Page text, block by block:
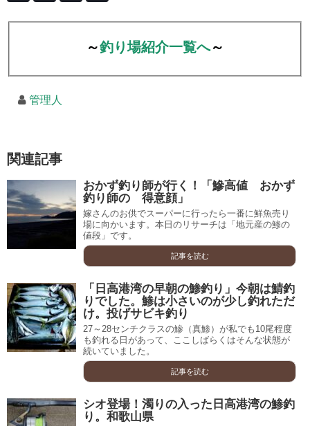
～釣り場紹介一覧へ～
管理人
関連記事
おかず釣り師が行く！「鰺高値 おかず
釣り師の 得意顔」
嫁さんのお供でスーパーに行ったら一番に鮮魚売り
場に向かいます。本日のリサーチは「地元産の鯵の
値段」です。
記事を読む
「日高港湾の早朝の鯵釣り」今朝は鯖釣
りでした。鯵は小さいのが少し釣れただ
け。投げサビキ釣り
27～28センチクラスの鰺（真鯵）が私でも10尾程度
も釣れる日があって、ここしばらくはそんな状態が
続いていました。
記事を読む
シオ登場！濁りの入った日高港湾の鯵釣
り。和歌山県